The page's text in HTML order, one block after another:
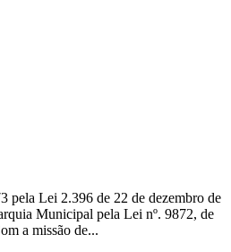
pela Lei 2.396 de 22 de dezembro de
Municipal pela Lei nº. 9872, de
a missão de...